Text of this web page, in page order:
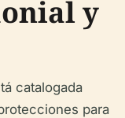
y
catalogada
para